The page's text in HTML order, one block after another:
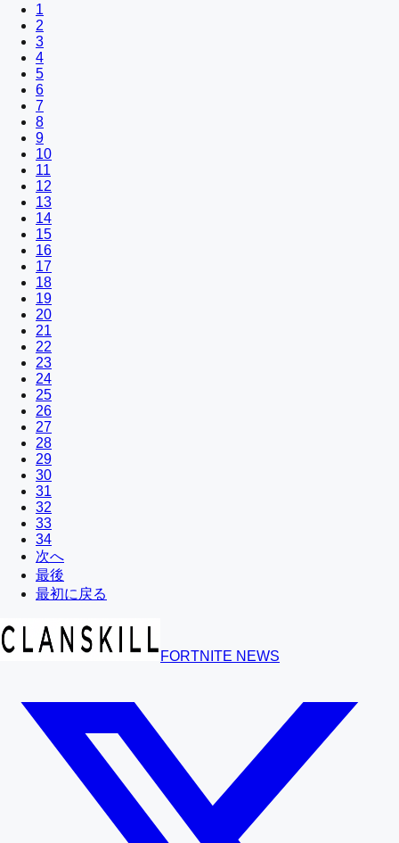
1
2
3
4
5
6
7
8
9
10
11
12
13
14
15
16
17
18
19
20
21
22
23
24
25
26
27
28
29
30
31
32
33
34
次へ
最後
最初に戻る
FORTNITE NEWS